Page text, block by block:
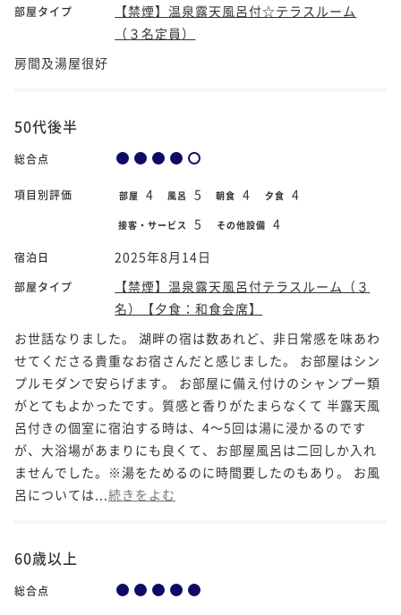
部屋タイプ
【禁煙】温泉露天風呂付☆テラスルーム
（３名定員）
房間及湯屋很好
50代後半
総合点
項目別評価 部屋 4 風呂 5 朝食 4 夕食 4
接客・サービス 5 その他設備 4
宿泊日 2025年8月14日
部屋タイプ
【禁煙】温泉露天風呂付テラスルーム（３
名）【夕食：和食会席】
お世話なりました。 湖畔の宿は数あれど、非日常感を味あわ
せてくださる貴重なお宿さんだと感じました。 お部屋はシン
プルモダンで安らげます。 お部屋に備え付けのシャンプー類
がとてもよかったです。質感と香りがたまらなくて 半露天風
呂付きの個室に宿泊する時は、4～5回は湯に浸かるのです
が、大浴場があまりにも良くて、お部屋風呂は二回しか入れ
ませんでした。※湯をためるのに時間要したのもあり。 お風
呂については... 続きをよむ
60歳以上
総合点